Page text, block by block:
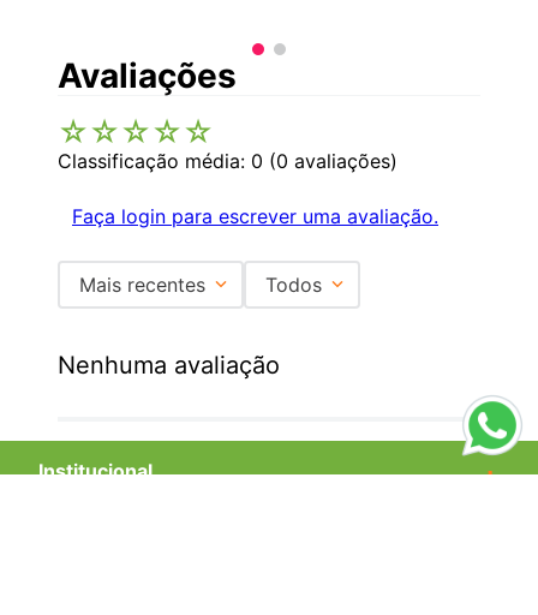
Avaliações
☆☆☆☆☆
Classificação média: 0 (0 avaliações)
Faça login para escrever uma avaliação.
Mais recentes Todos
Nenhuma avaliação
Institucional +